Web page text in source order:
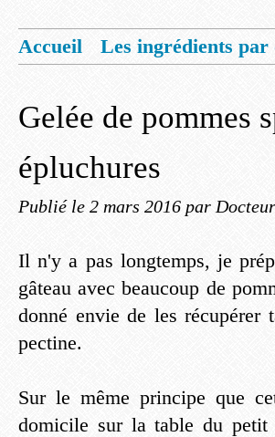
Accueil
Les ingrédients
Gelée de pommes
épluchures
Publié le 2 mars 2016 par
Il n'y a pas longtemps, je
gâteau avec beaucoup de
donné envie de les
pectine.
Sur le même principe que
domicile sur la table du petit